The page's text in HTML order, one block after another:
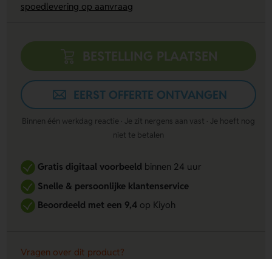
spoedlevering op aanvraag
BESTELLING PLAATSEN
EERST OFFERTE ONTVANGEN
Binnen één werkdag reactie · Je zit nergens aan vast · Je hoeft nog
niet te betalen
Gratis digitaal voorbeeldbinnen 24 uur
Snelle & persoonlijke klantenservice
Beoordeeld met een 9,4op Kiyoh
Vragen over dit product?